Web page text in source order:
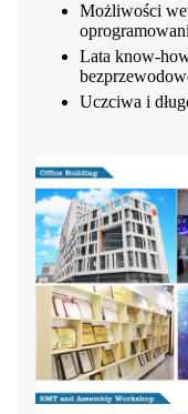
Możliwości
Lata know-
Uczciwa i